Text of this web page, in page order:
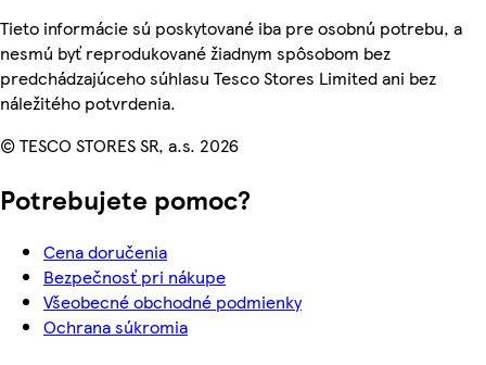
Tieto informácie sú poskytované iba pre osobnú potrebu, a
nesmú byť reprodukované žiadnym spôsobom bez
predchádzajúceho súhlasu Tesco Stores Limited ani bez
náležitého potvrdenia.
© TESCO STORES SR, a.s. 2026
Potrebujete pomoc?
Cena doručenia
Bezpečnosť pri nákupe
Všeobecné obchodné podmienky
Ochrana súkromia